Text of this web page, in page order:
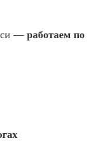
— работаем по